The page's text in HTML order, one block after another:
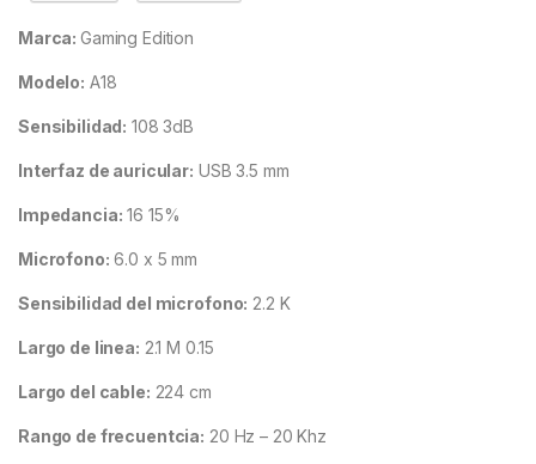
Marca:Gaming Edition
Modelo: A18
Sensibilidad: 108 3dB
Interfaz de auricular: USB 3.5 mm
Impedancia: 16 15%
Microfono: 6.0 x 5 mm
Sensibilidad del microfono: 2.2 K
Largo de linea: 2.1 M 0.15
Largo del cable: 224 cm
Rango de frecuentcia: 20 Hz – 20 Khz